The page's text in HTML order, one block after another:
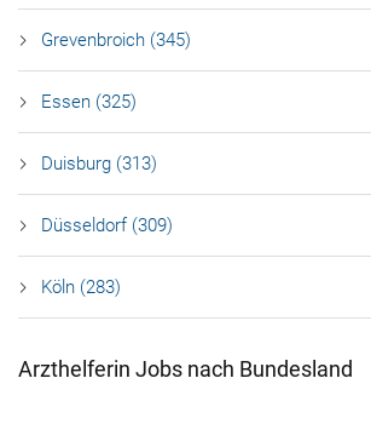
Grevenbroich (345)
Essen (325)
Duisburg (313)
Düsseldorf (309)
Köln (283)
Arzthelferin Jobs nach Bundesland